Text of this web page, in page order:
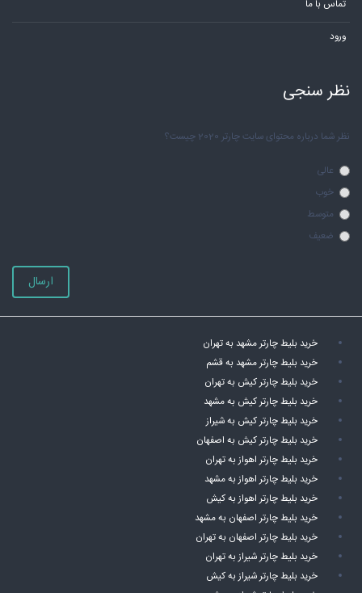
تماس با ما
ورود
نظر سنجی
نظر شما درباره محتوای سایت چارتر 2020 چیست؟
عالی
خوب
متوسط
ضعیف
ارسال
خرید بلیط چارتر مشهد به تهران
خرید بلیط چارتر مشهد به قشم
خرید بلیط چارتر کیش به تهران
خرید بلیط چارتر کیش به مشهد
خرید بلیط چارتر کیش به شیراز
خرید بلیط چارتر کیش به اصفهان
خرید بلیط چارتر اهواز به تهران
خرید بلیط چارتر اهواز به مشهد
خرید بلیط چارتر اهواز به کیش
خرید بلیط چارتر اصفهان به مشهد
خرید بلیط چارتر اصفهان به تهران
خرید بلیط چارتر شیراز به تهران
خرید بلیط چارتر شیراز به کیش